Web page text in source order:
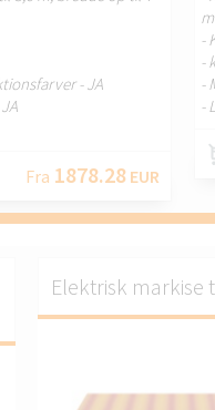
- JA
Fra 1878.28EUR
m
-
-
-
-
Elektrisk markise